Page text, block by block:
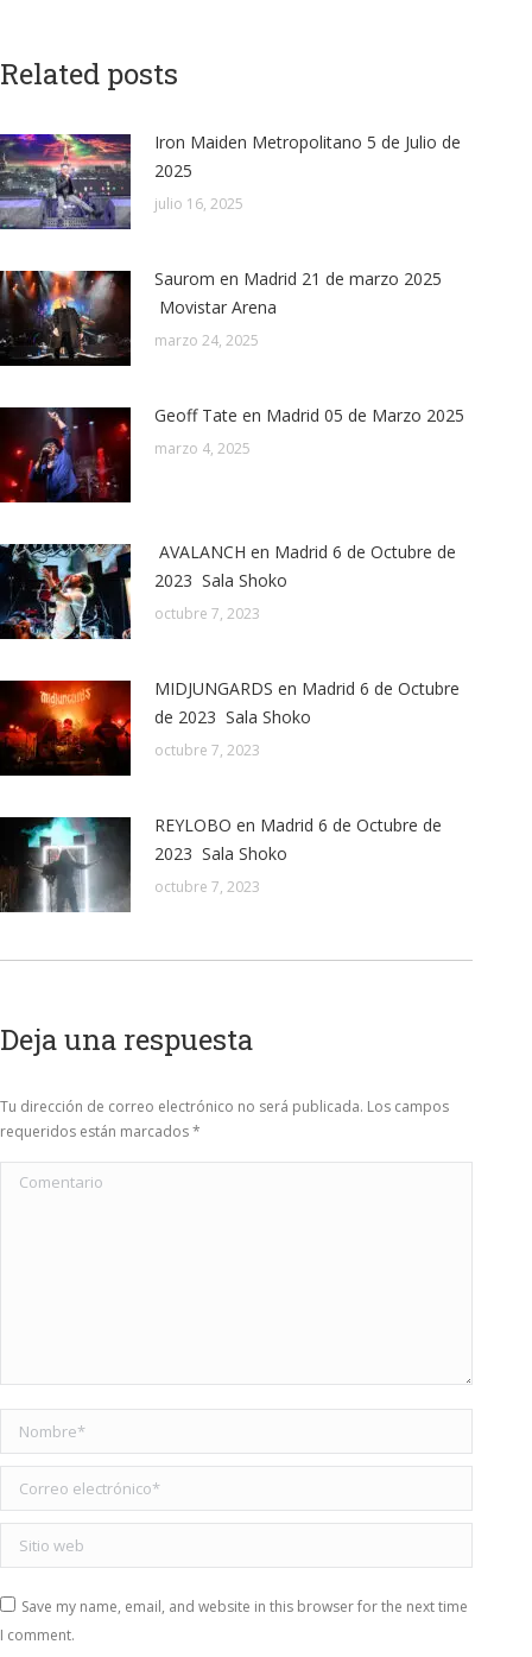
Related posts
Iron Maiden Metropolitano 5 de Julio de
2025
julio 16, 2025
Saurom en Madrid 21 de marzo 2025
Movistar Arena
marzo 24, 2025
Geoff Tate en Madrid 05 de Marzo 2025
marzo 4, 2025
AVALANCH en Madrid 6 de Octubre de
2023 Sala Shoko
octubre 7, 2023
MIDJUNGARDS en Madrid 6 de Octubre
de 2023 Sala Shoko
octubre 7, 2023
REYLOBO en Madrid 6 de Octubre de
2023 Sala Shoko
octubre 7, 2023
Deja una respuesta
Tu dirección de correo electrónico no será publicada. Los campos
requeridos están marcados*
Comentario
Nombre *
Correo electrónico *
Sitio web
Save my name, email, and website in this browser for the next time
I comment.